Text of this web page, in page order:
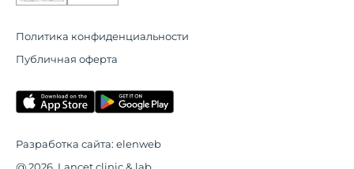
Политика конфиденциальности
Публичная оферта
Разработка сайта: elenweb